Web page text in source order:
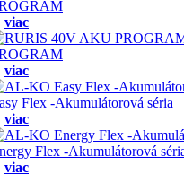
viac
viac
Flex -Akumulátorová séria
viac
Flex -Akumulátorová
viac